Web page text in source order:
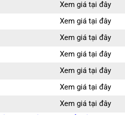
Xem giá tại đây
Xem giá tại đây
Xem giá tại đây
Xem giá tại đây
Xem giá tại đây
Xem giá tại đây
Xem giá tại đây